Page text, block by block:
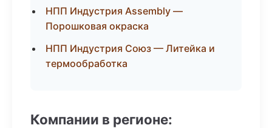
НПП Индустрия Assembly —
Порошковая окраска
НПП Индустрия Союз — Литейка и
термообработка
Компании в регионе: